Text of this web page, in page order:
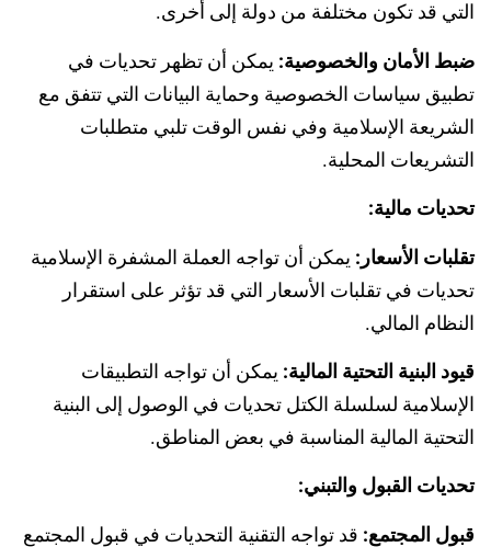
التي قد تكون مختلفة من دولة إلى أخرى.
ضبط الأمان والخصوصية: يمكن أن تظهر تحديات في
تطبيق سياسات الخصوصية وحماية البيانات التي تتفق مع
الشريعة الإسلامية وفي نفس الوقت تلبي متطلبات
التشريعات المحلية.
تحديات مالية:
تقلبات الأسعار: يمكن أن تواجه العملة المشفرة الإسلامية
تحديات في تقلبات الأسعار التي قد تؤثر على استقرار
النظام المالي.
قيود البنية التحتية المالية: يمكن أن تواجه التطبيقات
الإسلامية لسلسلة الكتل تحديات في الوصول إلى البنية
التحتية المالية المناسبة في بعض المناطق.
تحديات القبول والتبني:
قبول المجتمع: قد تواجه التقنية التحديات في قبول المجتمع